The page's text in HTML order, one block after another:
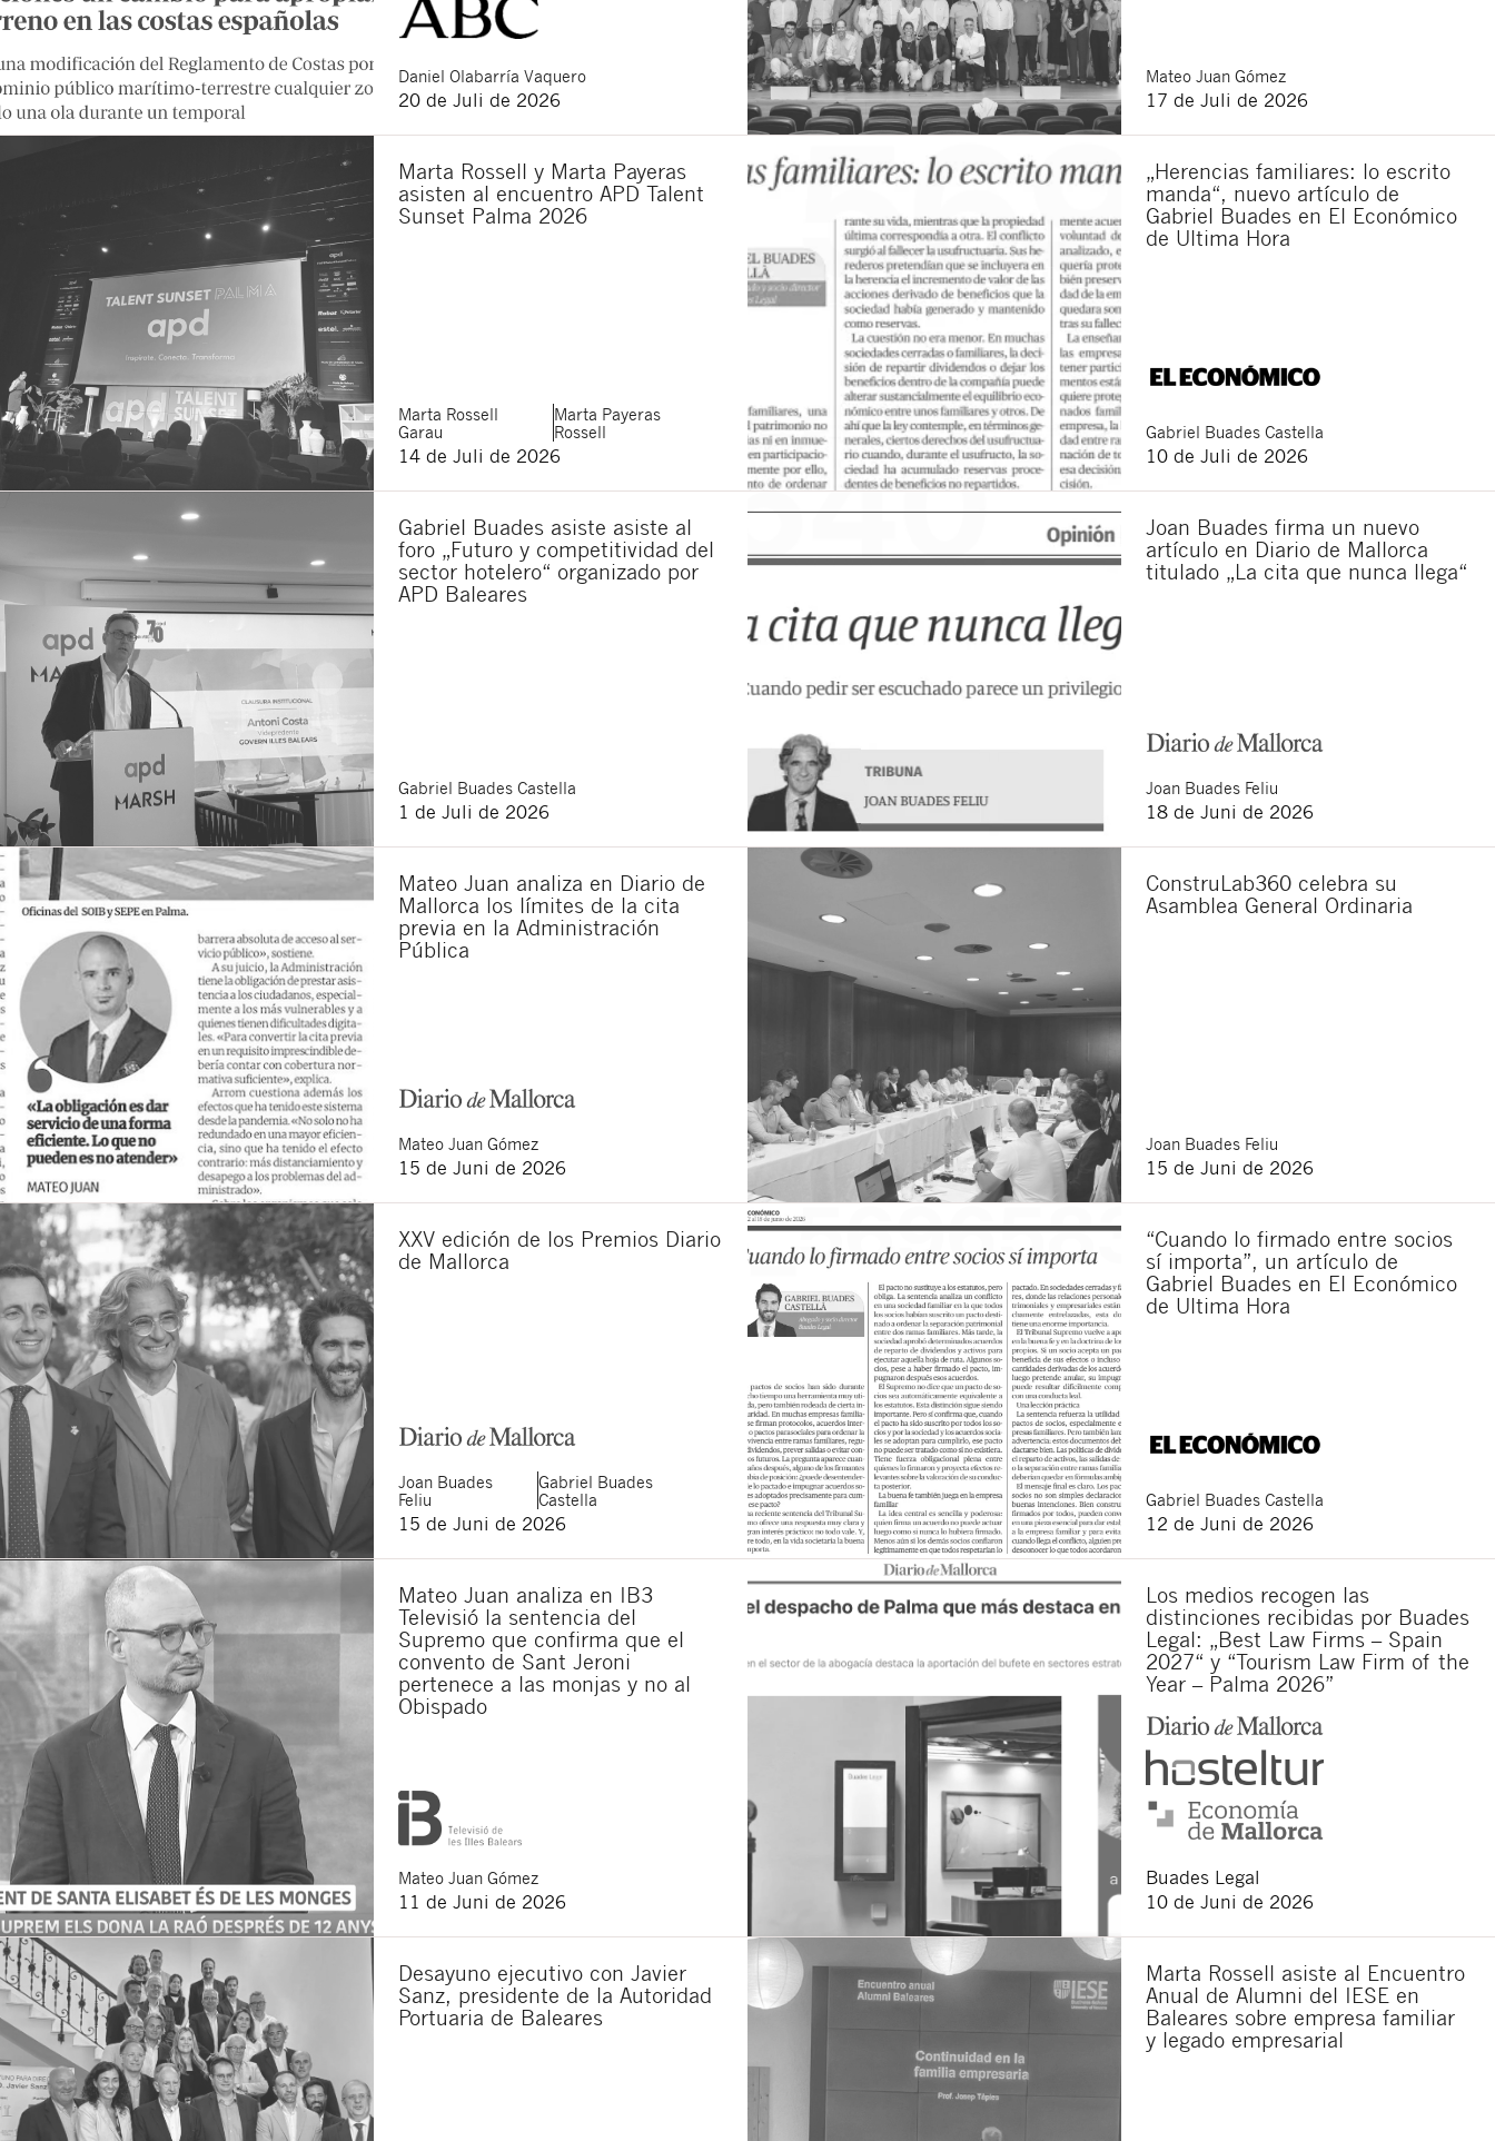
Daniel Olabarría Vaquero
20 de Juli de 2026
Mateo Juan Gómez
17 de Juli de 2026
Marta Rossell y Marta Payeras
asisten al encuentro APD Talent
Sunset Palma 2026
Marta Rossell
Garau
Marta Payeras
Rossell
14 de Juli de 2026
„Herencias familiares: lo escrito
manda“, nuevo artículo de
Gabriel Buades en El Económico
de Ultima Hora
Gabriel Buades Castella
10 de Juli de 2026
Gabriel Buades asiste asiste al
foro „Futuro y competitividad del
sector hotelero“ organizado por
APD Baleares
Gabriel Buades Castella
1 de Juli de 2026
Joan Buades firma un nuevo
artículo en Diario de Mallorca
titulado „La cita que nunca llega“
Joan Buades Feliu
18 de Juni de 2026
Mateo Juan analiza en Diario de
Mallorca los límites de la cita
previa en la Administración
Pública
Mateo Juan Gómez
15 de Juni de 2026
ConstruLab360 celebra su
Asamblea General Ordinaria
Joan Buades Feliu
15 de Juni de 2026
XXV edición de los Premios Diario
de Mallorca
Joan Buades
Feliu
Gabriel Buades
Castella
15 de Juni de 2026
“Cuando lo firmado entre socios
sí importa”, un artículo de
Gabriel Buades en El Económico
de Ultima Hora
Gabriel Buades Castella
12 de Juni de 2026
Mateo Juan analiza en IB3
Televisió la sentencia del
Supremo que confirma que el
convento de Sant Jeroni
pertenece a las monjas y no al
Obispado
Mateo Juan Gómez
11 de Juni de 2026
Los medios recogen las
distinciones recibidas por Buades
Legal: „Best Law Firms – Spain
2027“ y “Tourism Law Firm of the
Year – Palma 2026”
Buades Legal
10 de Juni de 2026
Desayuno ejecutivo con Javier
Sanz, presidente de la Autoridad
Portuaria de Baleares
Marta Rossell asiste al Encuentro
Anual de Alumni del IESE en
Baleares sobre empresa familiar
y legado empresarial
Schließen
Ich akzeptiere die
und dieDatenschutzerklärungdieser Website.
: Der Datenverantwortliche ist Buades Legal S.L. Der Zweck ist die Aufmerksamkeit für Ihr Anliegen. Sie haben das Recht auf
Zugang, Berichtigung und Löschung der Daten sowie weitere Rechte, die in derDatenschutzrichtlinie unserer Websiteerläutert
werden.